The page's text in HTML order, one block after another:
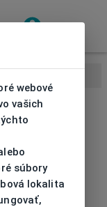
webové
vašich
súbory
lokalita